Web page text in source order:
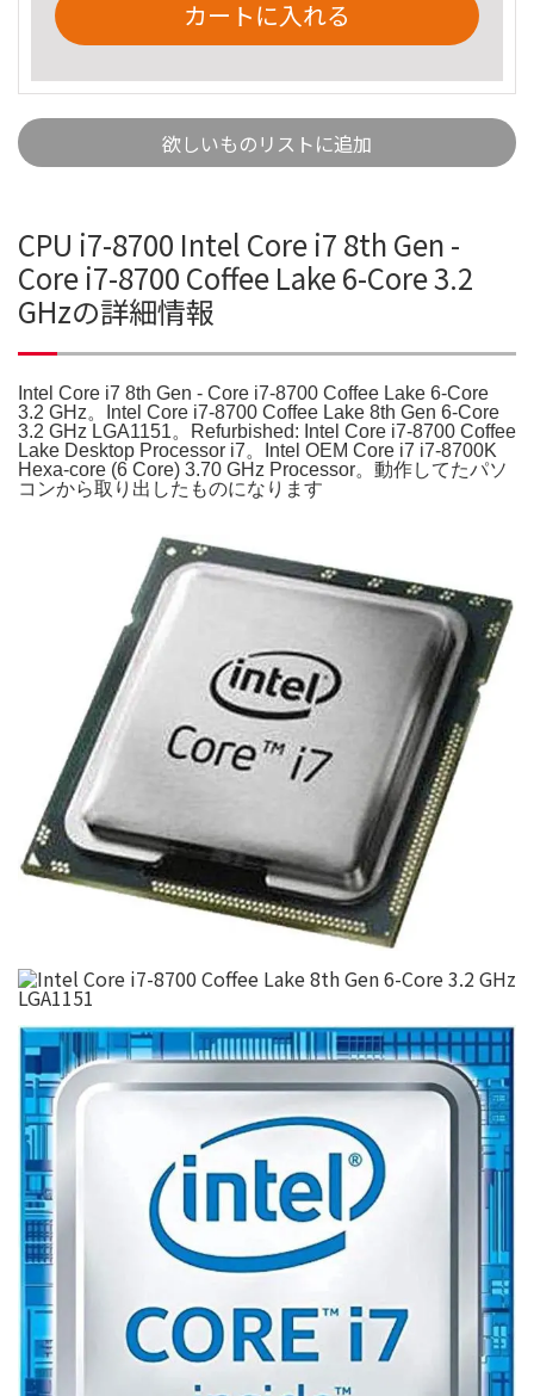
カートに入れる
欲しいものリストに追加
CPU i7-8700 Intel Core i7 8th Gen -
Core i7-8700 Coffee Lake 6-Core 3.2
GHzの詳細情報
Intel Core i7 8th Gen - Core i7-8700 Coffee Lake 6-Core
3.2 GHz。Intel Core i7-8700 Coffee Lake 8th Gen 6-Core
3.2 GHz LGA1151。Refurbished: Intel Core i7-8700 Coffee
Lake Desktop Processor i7。Intel OEM Core i7 i7-8700K
Hexa-core (6 Core) 3.70 GHz Processor。動作してたパソ
コンから取り出したものになります